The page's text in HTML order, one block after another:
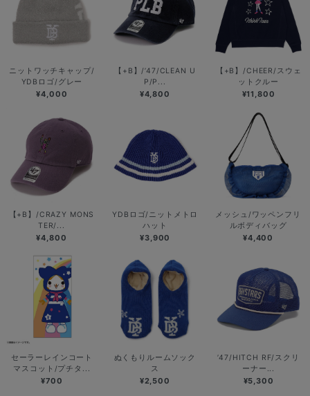
ニットワッチキャップ/
YDBロゴ/グレー
¥4,000
【+B】/’47/CLEAN U
P/P...
¥4,800
【+B】/CHEER/スウェ
ットクルー
¥11,800
【+B】/CRAZY MONS
TER/...
¥4,800
YDBロゴ/ニットメトロ
ハット
¥3,900
メッシュ/ワッペンフリ
ルボディバッグ
¥4,400
セーラーレインコート
マスコット/プチタ...
¥700
ぬくもりルームソック
ス
¥2,500
’47/HITCH RF/スクリ
ーナー...
¥5,300